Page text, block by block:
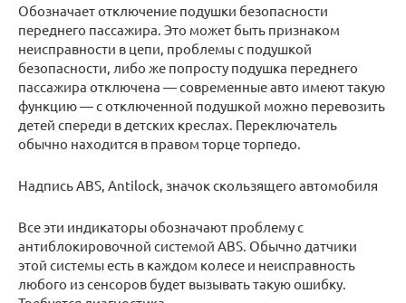
Обозначает отключение подушки безопасности
переднего пассажира. Это может быть признаком
неисправности в цепи, проблемы с подушкой
безопасности, либо же попросту подушка переднего
пассажира отключена — современные авто имеют такую
функцию — с отключенной подушкой можно перевозить
детей спереди в детских креслах. Переключатель
обычно находится в правом торце торпедо.
Надпись ABS, Antilock, значок скользящего автомобиля
Все эти индикаторы обозначают проблему с
антиблокировочной системой ABS. Обычно датчики
этой системы есть в каждом колесе и неисправность
любого из сенсоров будет вызывать такую ошибку.